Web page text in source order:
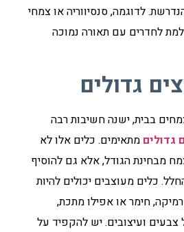
לדוגמה, סנסיווריה או צמחי
לחדרים עם תאורה נמוכה
גדולים
בבית, ישנה חשיבות רבה
גדולים מתאימים. כלים אלו לא
מבחינת הגודל, אלא גם להוסיף
כלים מעוצבים יכולים להיות
חימר או אפילו מתכת,
צבעים ועיצובים. יש להקפיד על